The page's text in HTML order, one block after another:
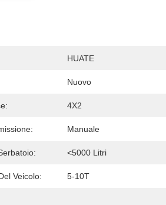
HUATE
Nuovo
4X2
Manuale
<5000 Litri
Veicolo: 5-10T